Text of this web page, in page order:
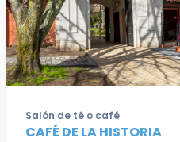
Salón de té o café
CAFÉ DE LA HISTORIA